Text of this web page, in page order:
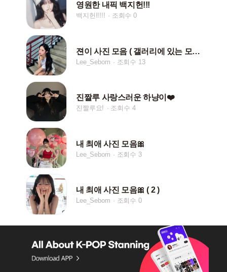
영원한 내픽 백지헌!!!
백지헌!!!!! 조회수 0
젼이 사진 모음 ( 갤러리에 있는 모든 젼이 나와ㅏ )
Lee_Sebom 조회수 13
진짤루 사랑스러운 하냥이❤️
진짤루요! 조회수 4
내 최애 사진 모음🎀
Lee_Sebom 조회수 3
내 최애 사진 모음🎀 ( 2 )
Lee_Sebom 조회수 0